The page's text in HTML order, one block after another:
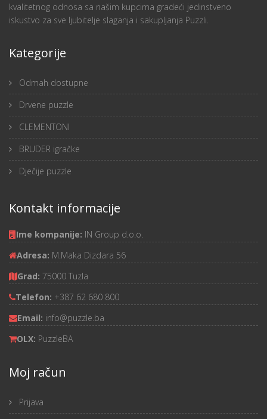
kvalitetnog odnosa sa našim kupcima gradeći jedinstveno
iskustvo za sve ljubitelje slaganja i sakupljanja Puzzli.
Kategorije
Odmah dostupne
Drvene puzzle
CLEMENTONI
BRUDER igračke
Dječije puzzle
Kontakt informacije
Ime kompanije: IN Group d.o.o.
Adresa: M.Maka Dizdara 56
Grad: 75000 Tuzla
Telefon: +387 62 680 800
Email: info@puzzle.ba
OLX: PuzzleBA
Moj račun
Prijava